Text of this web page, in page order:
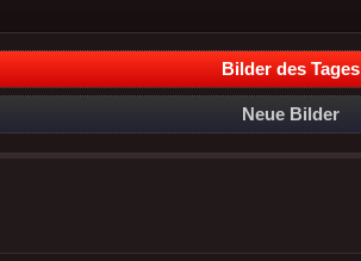
Bilder des Tages
Neue Bilder